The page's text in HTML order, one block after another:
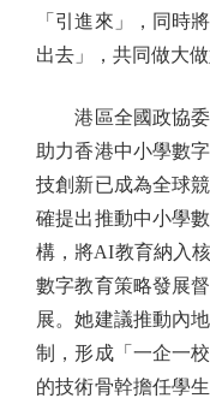
「引進來」，同時
出去」，共同做大
港區全國政協委
助力香港中小學數
技創新已成為全球
確提出推動中小學
構，將AI教育納入
數字教育策略發展
展。她建議推動內
制，形成「一企一
的技術骨幹擔任學